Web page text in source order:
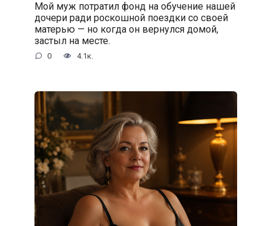
Мой муж потратил фонд на обучение нашей
дочери ради роскошной поездки со своей
матерью — но когда он вернулся домой,
застыл на месте.
0 4.1к.